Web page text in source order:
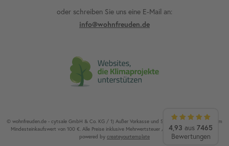
4,93 aus 7465
Bewertungen
oder schreiben Sie uns eine E-Mail an:
info@wohnfreuden.de
© wohnfreuden.de - cytsale GmbH & Co. KG / 1) Außer Vorkasse und Speditionsware. 2) Ab einem
Mindesteinkaufswert von 100 €. Alle Preise inklusive Mehrwertsteuer / Alle Rechte vorbehalten.
powered by createyourtemplate